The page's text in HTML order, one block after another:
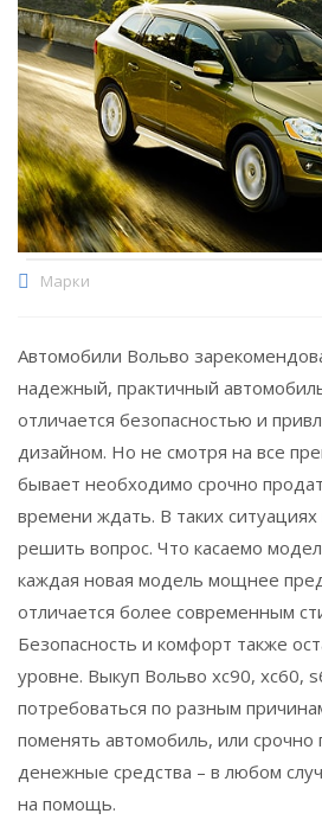
Марки
Автомобили Вольво
надежный, практичный
отличается безопасностью и
дизайном. Но не смотря на все
бывает необходимо срочно
времени ждать. В таких
решить вопрос. Что касаемо
каждая новая модель мощнее
отличается более современным
Безопасность и комфорт также
уровне. Выкуп Вольво хс90, хс60,
потребоваться по разным
поменять автомобиль, или срочно
денежные средства – в любом
на помощь.